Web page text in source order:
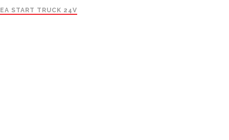
START TRUCK 24V